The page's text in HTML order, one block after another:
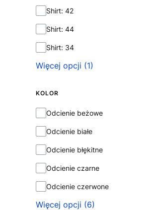
Shirt: 42
Shirt: 44
Shirt: 34
Więcej opcji (1)
KOLOR
Kolor
Odcienie beżowe
Odcienie białe
Odcienie błękitne
Odcienie czarne
Odcienie czerwone
Więcej opcji (6)